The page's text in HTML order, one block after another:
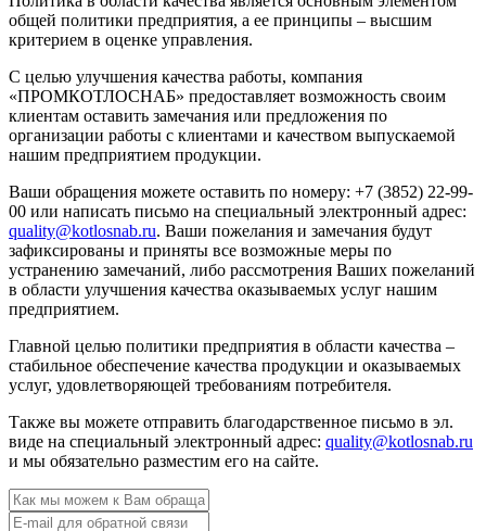
общей политики предприятия, а ее принципы – высшим
критерием в оценке управления.
С целью улучшения качества работы, компания
«ПРОМКОТЛОСНАБ» предоставляет возможность своим
клиентам оставить замечания или предложения по
организации работы с клиентами и качеством выпускаемой
нашим предприятием продукции.
Ваши обращения можете оставить по номеру: +7 (3852) 22-99-
00 или написать письмо на специальный электронный адрес:
quality@kotlosnab.ru. Ваши пожелания и замечания будут
зафиксированы и приняты все возможные меры по
устранению замечаний, либо рассмотрения Ваших пожеланий
в области улучшения качества оказываемых услуг нашим
предприятием.
Главной целью политики предприятия в области качества –
стабильное обеспечение качества продукции и оказываемых
услуг, удовлетворяющей требованиям потребителя.
Также вы можете отправить благодарственное письмо в эл.
виде на специальный электронный адрес: quality@kotlosnab.ru
и мы обязательно разместим его на сайте.